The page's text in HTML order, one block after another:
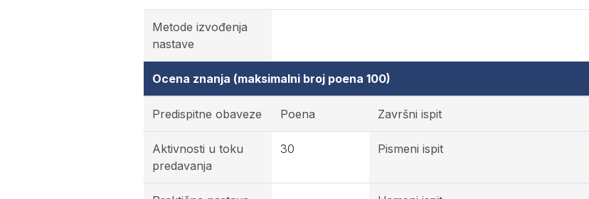
Metode izvođenja
nastave
Ocena znanja (maksimalni broj poena 100)
Predispitne obaveze Poena Završni ispit
Aktivnosti u toku
predavanja
30 Pismeni ispit